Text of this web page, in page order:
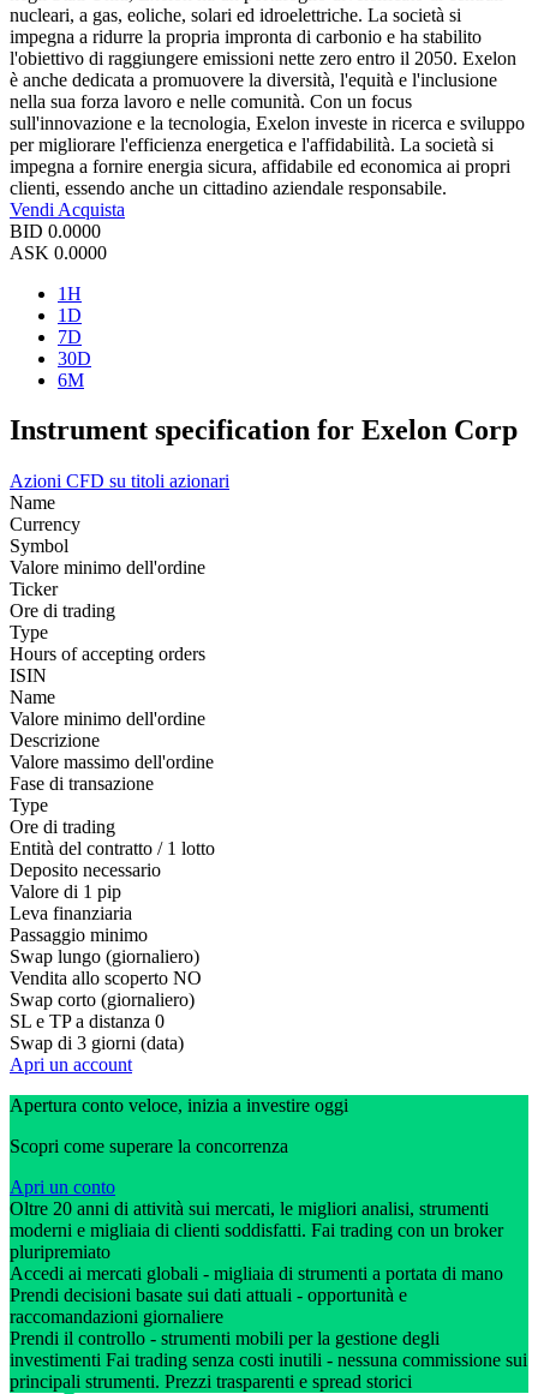
nucleari, a gas, eoliche, solari ed idroelettriche. La società si
impegna a ridurre la propria impronta di carbonio e ha stabilito
l'obiettivo di raggiungere emissioni nette zero entro il 2050. Exelon
è anche dedicata a promuovere la diversità, l'equità e l'inclusione
nella sua forza lavoro e nelle comunità. Con un focus
sull'innovazione e la tecnologia, Exelon investe in ricerca e sviluppo
per migliorare l'efficienza energetica e l'affidabilità. La società si
impegna a fornire energia sicura, affidabile ed economica ai propri
clienti, essendo anche un cittadino aziendale responsabile.
Vendi Acquista
BID 0.0000
ASK 0.0000
1H
1D
7D
30D
6M
Instrument specification for Exelon Corp
Azioni CFD su titoli azionari
Name
Currency
Symbol
Valore minimo dell'ordine
Ticker
Ore di trading
Type
Hours of accepting orders
ISIN
Name
Valore minimo dell'ordine
Descrizione
Valore massimo dell'ordine
Fase di transazione
Type
Ore di trading
Entità del contratto / 1 lotto
Deposito necessario
Valore di 1 pip
Leva finanziaria
Passaggio minimo
Swap lungo (giornaliero)
Vendita allo scoperto NO
Swap corto (giornaliero)
SL e TP a distanza 0
Swap di 3 giorni (data)
Apri un account
Apertura conto veloce, inizia a investire oggi
Scopri come superare la concorrenza
Apri un conto
Oltre 20 anni di attività sui mercati, le migliori analisi, strumenti
moderni e migliaia di clienti soddisfatti. Fai trading con un broker
pluripremiato
Accedi ai mercati globali - migliaia di strumenti a portata di mano
Prendi decisioni basate sui dati attuali - opportunità e
raccomandazioni giornaliere
Prendi il controllo - strumenti mobili per la gestione degli
investimenti Fai trading senza costi inutili - nessuna commissione sui
principali strumenti. Prezzi trasparenti e spread storici